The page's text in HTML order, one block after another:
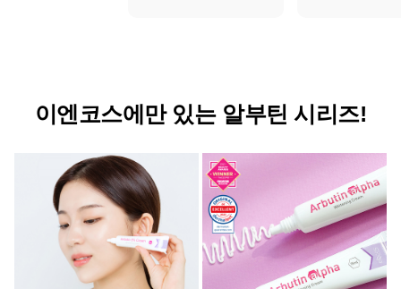
이엔코스에만 있는 알부틴 시리즈!